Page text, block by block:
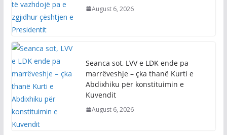
August 6, 2026
Seanca sot, LVV e LDK ende pa
marrëveshje – çka thanë Kurti e
Abdixhiku për konstituimin e
Kuvendit
August 6, 2026